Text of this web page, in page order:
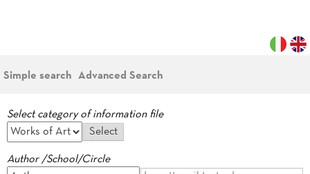
Simple search Advanced Search
Select category of information file
Author /School/Circle